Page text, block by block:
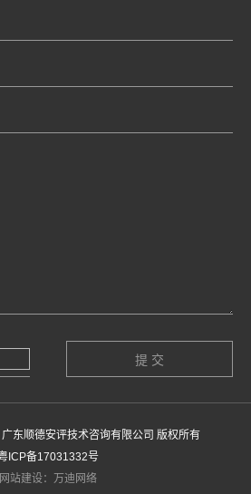
东顺德安评技术咨询有限公司 版权所有
ICP备17031332号
网站建设：万迪网络